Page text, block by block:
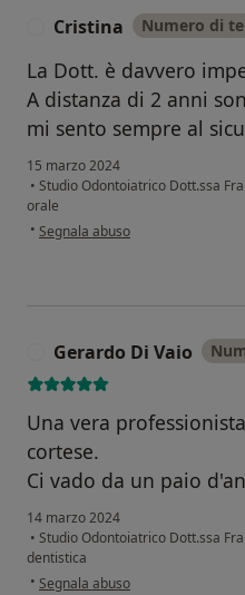
Cristina Numero di
La Dott. è davvero
A distanza di 2 anni
mi sento sempre al
15 marzo 2024
• Studio Odontoiatrico Dott.ssa
orale
• secondo l'opinione dell'utente
Segnala abuso
Gerardo Di Vaio
Una vera
cortese.
Ci vado da un paio
14 marzo 2024
• Studio Odontoiatrico Dott.ssa
dentistica
• secondo l'opinione dell'utente
Segnala abuso